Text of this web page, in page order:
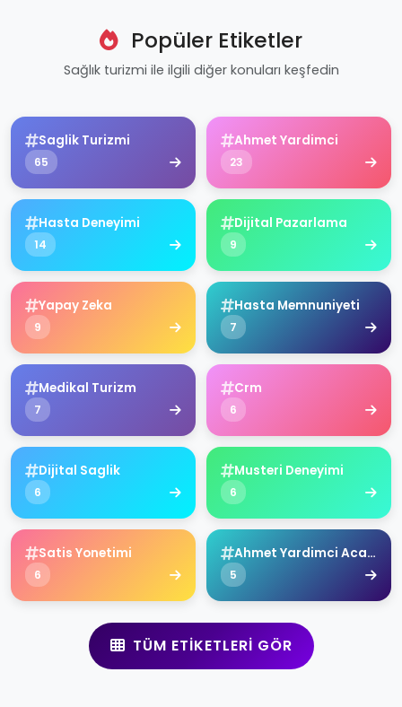
Popüler Etiketler
Sağlık turizmi ile ilgili diğer konuları keşfedin
Saglik Turizmi
65
Ahmet Yardimci
23
Hasta Deneyimi
14
Dijital Pazarlama
9
Yapay Zeka
9
Hasta Memnuniyeti
7
Medikal Turizm
7
Crm
6
Dijital Saglik
6
Musteri Deneyimi
6
Satis Yonetimi
6
Ahmet Yardimci Academy
5
TÜM ETIKETLERI GÖR